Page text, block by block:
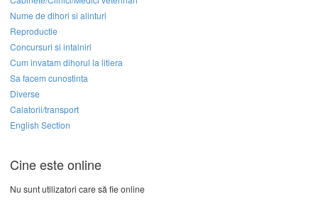
Nume de dihori si alinturi
Reproductie
Concursuri si intalniri
Cum invatam dihorul la litiera
Sa facem cunostinta
Diverse
Calatorii/transport
English Section
Cine este online
Nu sunt utilizatori care să fie online